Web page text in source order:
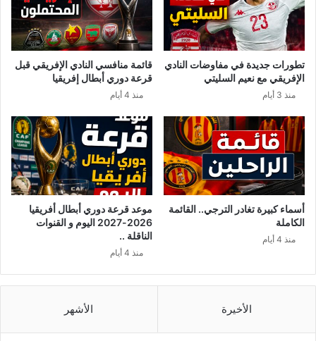
تطورات جديدة في مفاوضات النادي
الإفريقي مع نعيم السليتي
منذ 3 أيام
قائمة منافسي النادي الإفريقي قبل
قرعة دوري أبطال إفريقيا
منذ 4 أيام
أسماء كبيرة تغادر الترجي.. القائمة
الكاملة
منذ 4 أيام
موعد قرعة دوري أبطال أفريقيا
2026-2027 اليوم و القنوات
الناقلة ..
منذ 4 أيام
الأخيرة الأشهر